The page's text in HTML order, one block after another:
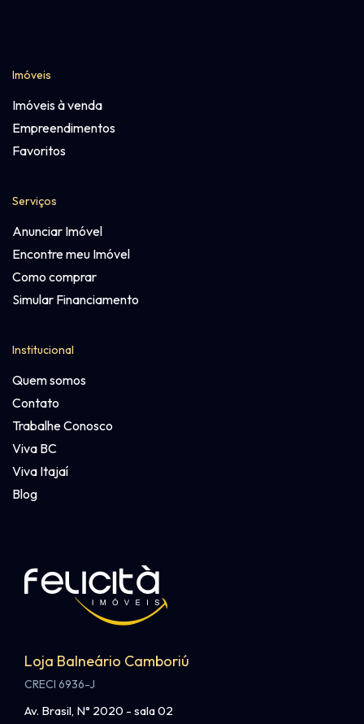
Imóveis
Imóveis à venda
Empreendimentos
Favoritos
Serviços
Anunciar Imóvel
Encontre meu Imóvel
Como comprar
Simular Financiamento
Institucional
Quem somos
Contato
Trabalhe Conosco
Viva BC
Viva Itajaí
Blog
Loja Balneário Camboriú
CRECI 6936-J
Av. Brasil, N° 2020 - sala 02